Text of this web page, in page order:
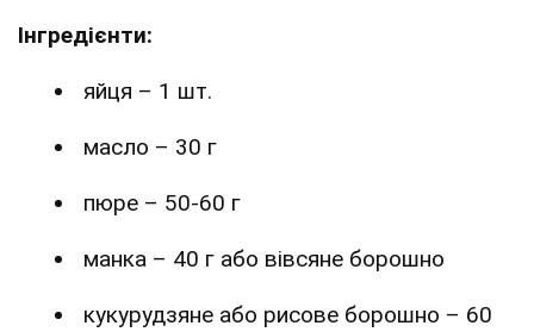
Інгредієнти:
яйця – 1 шт.
масло – 30 г
пюре – 50-60 г
манка – 40 г або вівсяне борошно
кукурудзяне або рисове борошно – 60